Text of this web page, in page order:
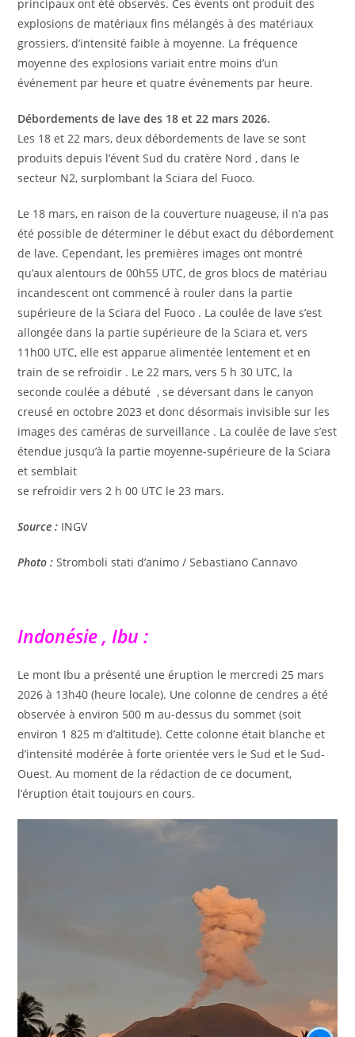
principaux ont été observés. Ces évents ont produit des
explosions de matériaux fins mélangés à des matériaux
grossiers, d’intensité faible à moyenne. La fréquence
moyenne des explosions variait entre moins d’un
événement par heure et quatre événements par heure.
Débordements de lave des 18 et 22 mars 2026.
Les 18 et 22 mars, deux débordements de lave se sont
produits depuis l’évent Sud du cratère Nord , dans le
secteur N2, surplombant la Sciara del Fuoco.
Le 18 mars, en raison de la couverture nuageuse, il n’a pas
été possible de déterminer le début exact du débordement
de lave. Cependant, les premières images ont montré
qu’aux alentours de 00h55 UTC, de gros blocs de matériau
incandescent ont commencé à rouler dans la partie
supérieure de la Sciara del Fuoco . La coulée de lave s’est
allongée dans la partie supérieure de la Sciara et, vers
11h00 UTC, elle est apparue alimentée lentement et en
train de se refroidir . Le 22 mars, vers 5 h 30 UTC, la
seconde coulée a débuté , se déversant dans le canyon
creusé en octobre 2023 et donc désormais invisible sur les
images des caméras de surveillance . La coulée de lave s’est
étendue jusqu’à la partie moyenne-supérieure de la Sciara
et semblait
se refroidir vers 2 h 00 UTC le 23 mars.
Source : INGV
Photo :Stromboli stati d’animo / Sebastiano Cannavo
Indonésie , Ibu :
Le mont Ibu a présenté une éruption le mercredi 25 mars
2026 à 13h40 (heure locale). Une colonne de cendres a été
observée à environ 500 m au-dessus du sommet (soit
environ 1 825 m d’altitude). Cette colonne était blanche et
d’intensité modérée à forte orientée vers le Sud et le Sud-
Ouest. Au moment de la rédaction de ce document,
l’éruption était toujours en cours.